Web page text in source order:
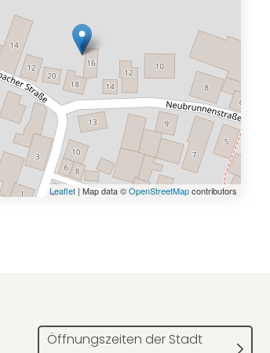
Leaflet| Map data ©OpenStreetMapcontributors
Öffnungszeiten der Stadt